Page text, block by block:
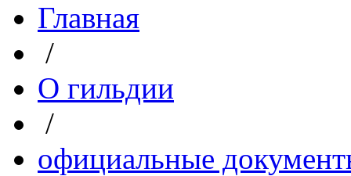
Главная
/
О гильдии
/
официальные